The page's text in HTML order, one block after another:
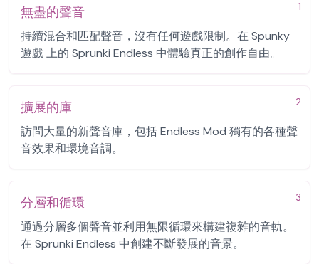
1
無盡的聲音
持續混合和匹配聲音，沒有任何遊戲限制。在 Spunky
遊戲 上的 Sprunki Endless 中體驗真正的創作自由。
2
擴展的庫
訪問大量的新聲音庫，包括 Endless Mod 獨有的各種聲
音效果和環境音調。
3
分層和循環
通過分層多個聲音並利用無限循環來構建複雜的音軌。
在 Sprunki Endless 中創建不斷發展的音景。